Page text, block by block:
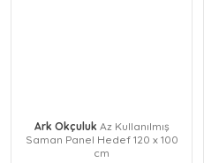
Ark Okçuluk Az Kullanılmış
Saman Panel Hedef 120 x 100
cm